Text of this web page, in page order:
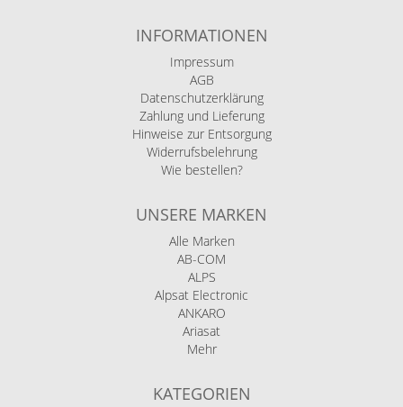
INFORMATIONEN
Impressum
AGB
Datenschutzerklärung
Zahlung und Lieferung
Hinweise zur Entsorgung
Widerrufsbelehrung
Wie bestellen?
UNSERE MARKEN
Alle Marken
AB-COM
ALPS
Alpsat Electronic
ANKARO
Ariasat
Mehr
KATEGORIEN